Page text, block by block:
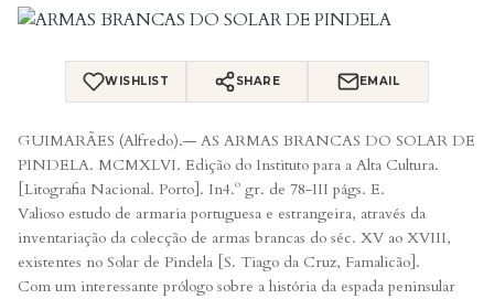
WISHLIST SHARE EMAIL
GUIMARÃES (Alfredo).— AS ARMAS BRANCAS DO SOLAR DE
PINDELA. MCMXLVI. Edição do Instituto para a Alta Cultura.
[Litografia Nacional. Porto]. In4.º gr. de 78-III págs. E.
Valioso estudo de armaria portuguesa e estrangeira, através da
inventariação da colecção de armas brancas do séc. XV ao XVIII,
existentes no Solar de Pindela [S. Tiago da Cruz, Famalicão].
Com um interessante prólogo sobre a história da espada peninsular